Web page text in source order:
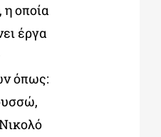
η οποία
έργα
όπως: